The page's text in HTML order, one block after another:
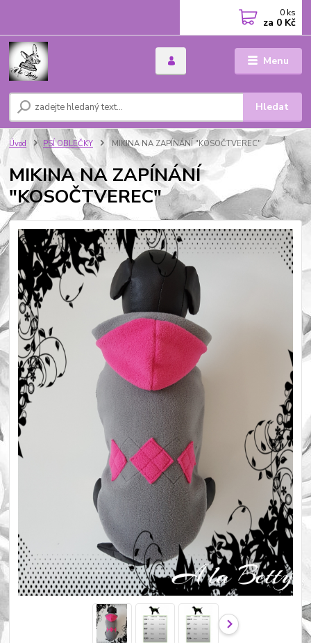
Menu
Hledat
0 ks
za 0 Kč
Úvod PSÍ OBLEČKY MIKINA NA ZAPÍNÁNÍ "KOSOČTVEREC"
MIKINA NA ZAPÍNÁNÍ
"KOSOČTVEREC"